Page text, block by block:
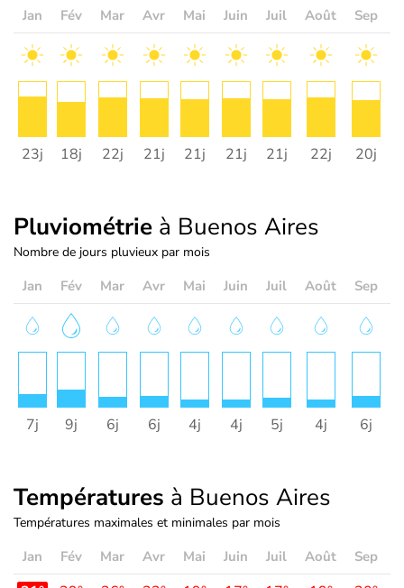
Jan Fév Mar Avr Mai Juin Juil Août Sep
23j 18j 22j 21j 21j 21j 21j 22j 20j
Pluviométrie à Buenos Aires
Nombre de jours pluvieux par mois
Jan Fév Mar Avr Mai Juin Juil Août Sep
7j 9j 6j 6j 4j 4j 5j 4j 6j
Températures à Buenos Aires
Températures maximales et minimales par mois
Jan Fév Mar Avr Mai Juin Juil Août Sep